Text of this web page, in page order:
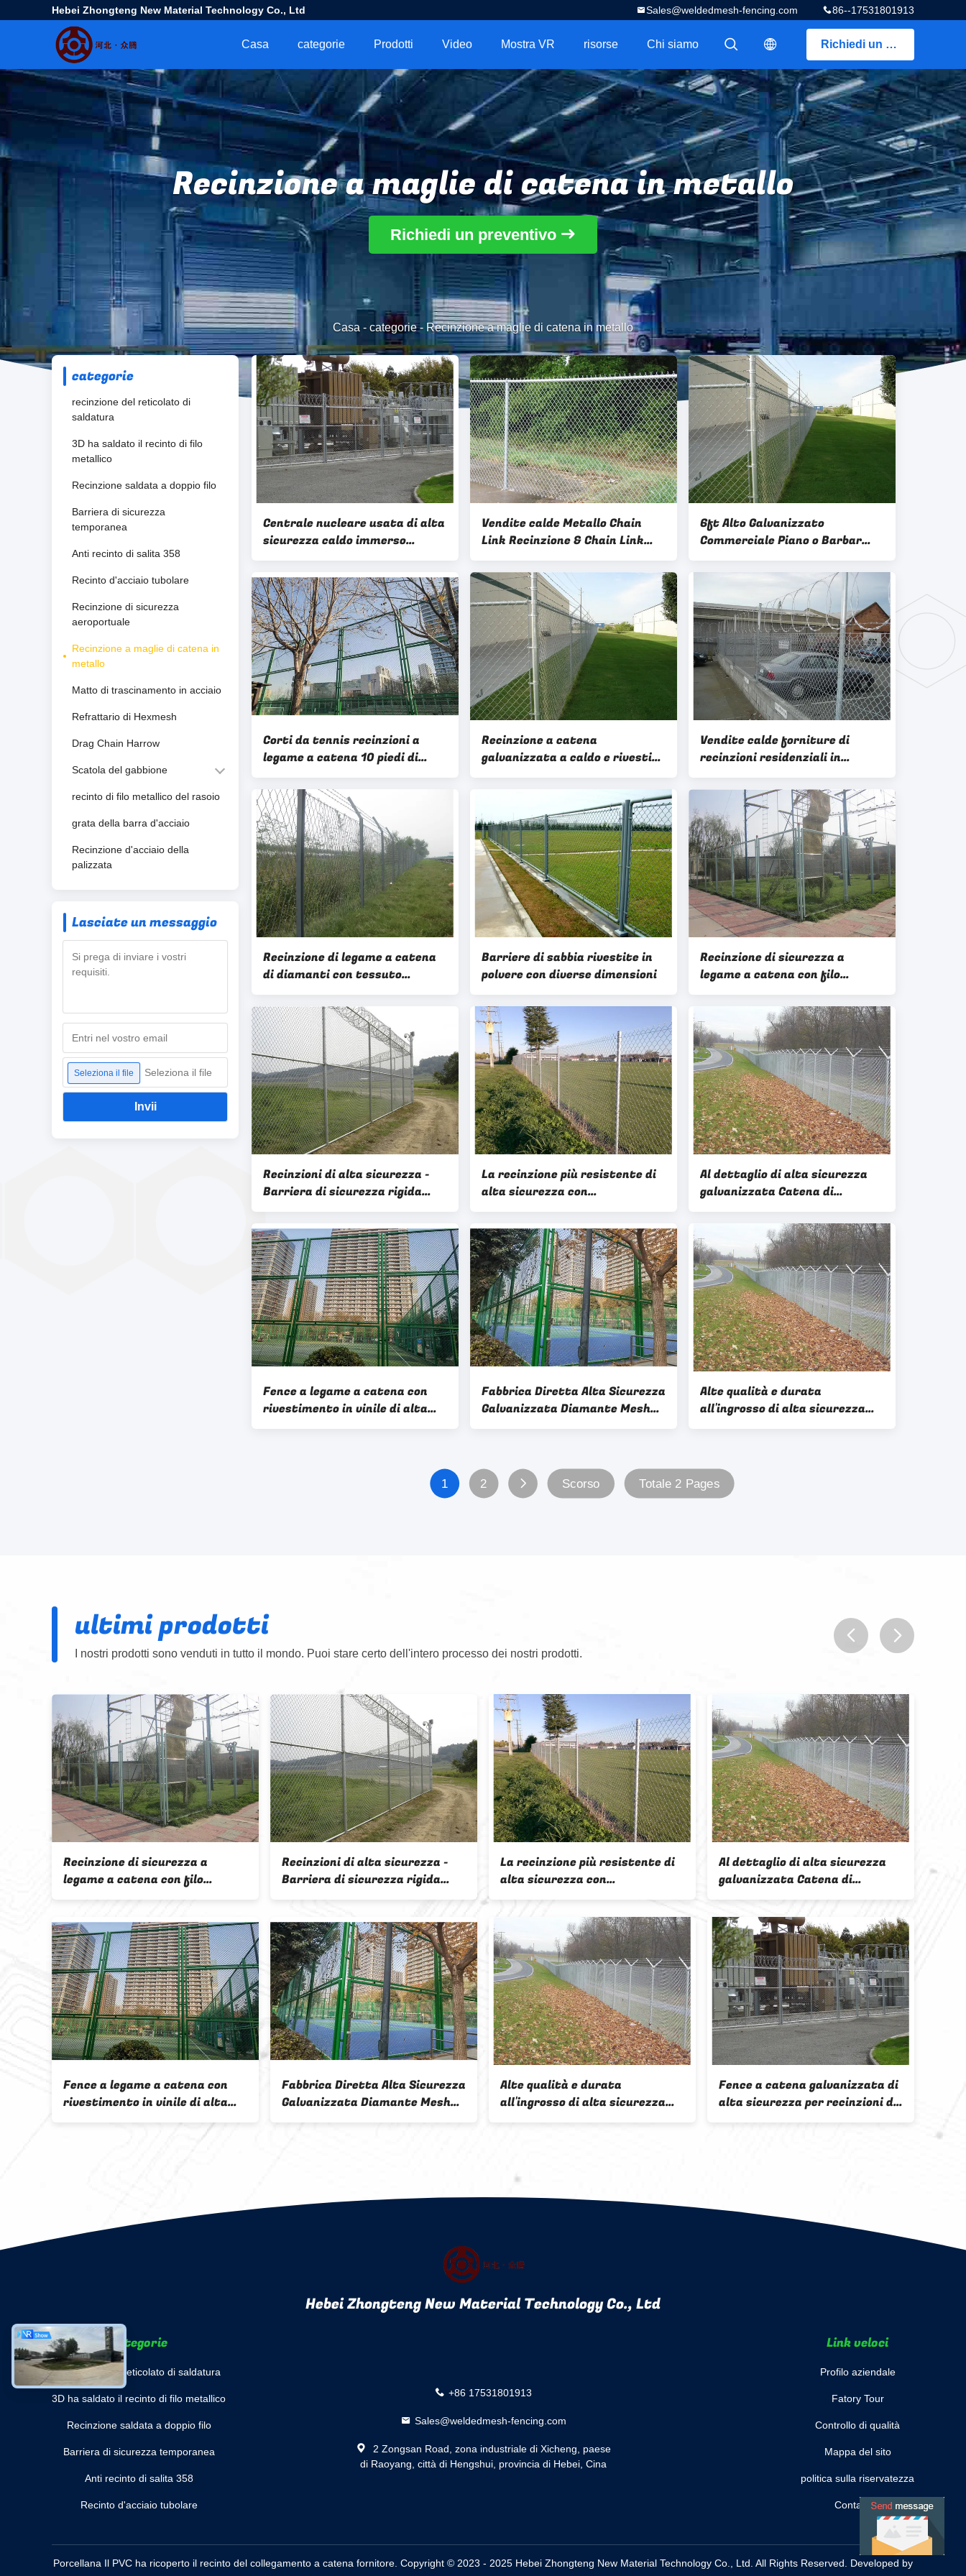
Hebei Zhongteng New Material Technology Co., Ltd 86--17531801913
Sales@weldedmesh-fencing.com
Richiedi un preventivo
描述
描述
Casa categorie Prodotti Video Mostra VR risorse Chi siamo
Recinzione a maglie di catena in metallo
Richiedi un preventivo
Casa - categorie- Recinzione a maglie di catena in metallo
categorie
recinzione del reticolato di
saldatura
3D ha saldato il recinto di filo
metallico
Recinzione saldata a doppio filo
Barriera di sicurezza
temporanea
Anti recinto di salita 358
Recinto d'acciaio tubolare
Recinzione di sicurezza
aeroportuale
Recinzione a maglie di catena in
metallo
Matto di trascinamento in acciaio
Refrattario di Hexmesh
Drag Chain Harrow
Scatola del gabbione
recinto di filo metallico del rasoio
grata della barra d'acciaio
Recinzione d'acciaio della
palizzata
Lasciate un messaggio
Seleziona il file Seleziona il file
Invii
Centrale nucleare usata di alta
sicurezza caldo immerso
galvanizzato Chain Link
Recinzione
Vendite calde Metallo Chain
Link Recinzione & Chain Link
Porte Con Prezzo più economico
6ft Alto Galvanizzato
Commerciale Piano o Barbar
Wire Top Recinzione da
fornitura di fabbrica
Corti da tennis recinzioni a
legame a catena 10 piedi di
altezza in vinile rivestito nero o
verde
Recinzione a catena
galvanizzata a caldo e rivestita
in polvere con cancello per la
Vendite calde forniture di
recinzioni residenziali in
acciaio
Recinzione di legame a catena
di diamanti con tessuto
metallico rivestito in polvere
verde galvanizzata
Barriere di sabbia rivestite in
polvere con diverse dimensioni
Recinzione di sicurezza a
legame a catena con filo
spinato da rasoio per una
sicurezza di alto livello
Recinzioni di alta sicurezza -
Barriera di sicurezza rigida
antiarrampicata per il porto
aereo
La recinzione più resistente di
alta sicurezza con
rivestimento in polvere
Al dettaglio di alta sicurezza
galvanizzata Catena di
collegamento di recinzione
costo con filo spinato in cima
Fence a legame a catena con
rivestimento in vinile di alta
sicurezza per recinzioni da
Fabbrica Diretta Alta Sicurezza
Galvanizzata Diamante Mesh
Catena Link Recinzione per
Alte qualità e durata
all'ingrosso di alta sicurezza
cost di recinzione galvanizzata
1 2 Scorso Totale 2 Pages
ultimi prodotti
I nostri prodotti sono venduti in tutto il mondo. Puoi stare certo dell'intero processo dei nostri prodotti.
sicurezza
di
recinzioni di
Centrale nucleare usata di alta
sicurezza caldo immerso
galvanizzato Chain Link
Vendite calde Metallo Chain
Link Recinzione & Chain Link
Porte Con Prezzo più economico
6ft Alto Galvanizzato
Commerciale Piano o Barbar
Wire Top Recinzione da
fornitura di fabbrica
Corti da tennis recinzioni a
legame a catena 10 piedi di
altezza in vinile rivestito nero o
verde
Recinzione a catena
galvanizzata a caldo e rivestita
in polvere con cancello per la
Vendite calde forniture di
recinzioni residenziali in
acciaio
Recinzione di legame a catena
di diamanti con tessuto
metallico rivestito in polvere
Barriere di sabbia rivestite in
polvere con diverse dimensioni
Hebei Zhongteng New Material Technology Co., Ltd
categorie
recinzione del reticolato di saldatura
3D ha saldato il recinto di filo metallico
Recinzione saldata a doppio filo
Barriera di sicurezza temporanea
Anti recinto di salita 358
Recinto d'acciaio tubolare
+86 17531801913
Sales@weldedmesh-fencing.com
2 Zongsan Road, zona industriale di Xicheng, paese
di Raoyang, città di Hengshui, provincia di Hebei, Cina
Link veloci
Profilo aziendale
Fatory Tour
Controllo di qualità
Mappa del sito
politica sulla riservatezza
Contattaci
Porcellana Il PVC ha ricoperto il recinto del collegamento a catena fornitore. Copyright © 2023 - 2025 Hebei Zhongteng New Material Technology Co., Ltd. All Rights Reserved. Developed by